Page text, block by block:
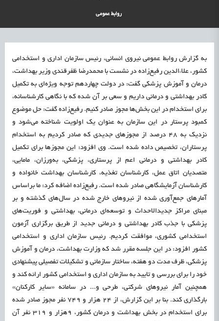
رسیدن مجوز ایجاد «سندباکس» به نهادهای توسعه‌ای و صنفی
روابط عمومی
به گزارش روابط عمومی نیروی انسانی، رئیس سازمان اداری و استخدامی
کشور، علاءالدین رفیع‌زاده در نشست با محمدرضا ظفرقندی وزیر بهداشت،
درمان و آموزش پزشکی گفت: در دولت چهاردهم توجه ویژه‌ای به تکمیل
کادر بهداشتی و درمانی داریم و سعی بر آن شده که با نگاهی کارشناسانه،
برای استخدام در این بخش‌ها مجوز صادر کنیم. رفیع‌زاده گفت: حل موضوع
کمبود پرستار در این سازمان به عنوان یک اولویت شناخته می‌شود و
نزدیک به ۴۸ درصد از مجوزهای جدیدی که صادر کردیم به استخدام
پرستاران، تخصیص داده شده است. وی افزود: این مجوزها برای تکمیل
کادر بهداشتی و درمانی اعم از پرستاری، پزشکی، به‌ورزان، مامایی،
متصدیان اتاق عمل، کارشناسان تغذیه، کارشناسان بهداشت خانواده و
کارشناسان آزمایشگاهی صادر شده است. رفیع‌زاده اضافه کرد: ما براساس
آمارهای جمع‌آوری شده از نیروهای خارج شده در سال‌های گذشته و بر
مبنای مراکز جدیدالاحداث و توسعه‌ای درمانی، بهداشتی و فوریت‌های
پزشکی با جذب کادر بهداشتی و درمانی جدید از طریق برگزاری آزمون
استخدامی کشوری، موافقت کردیم. رئیس سازمان اداری و استخدامی
کشور افزود: در این جلسه مقرر شد که وزارت بهداشت، درمان و آموزش
پزشکی، ظرف مدت دو هفته، ساختار سازمانی و تشکیلات تفصیلی پیشنهادی
خود را برای بررسی و تایید به سازمان اداری و استخدامی کشور ارائه کند و
همچنین آمار نیروهای شرکتی، طرحی و... در سامانه «سایر کارکنان»
بارگذاری کند. بنا بر این گزارش، از ۲۴ هزار و ۷۴۹ نفر مجوز صادر شده
برای استخدام در بخش بهداشت و درمان کشور، ۹هزار و ۳۱۹ نفر آن